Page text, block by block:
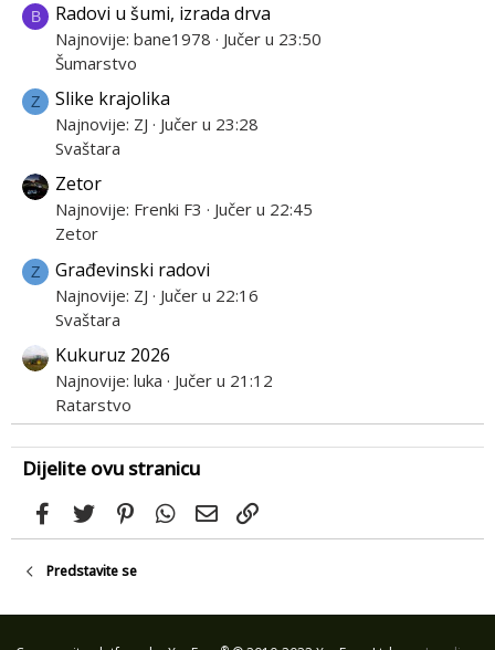
B Radovi u šumi, izrada drva
Najnovije: bane1978
Jučer u 23:50
Šumarstvo
Z Slike krajolika
Najnovije: ZJ
Jučer u 23:28
Svaštara
Zetor
Najnovije: Frenki F3
Jučer u 22:45
Zetor
Z Građevinski radovi
Najnovije: ZJ
Jučer u 22:16
Svaštara
Kukuruz 2026
Najnovije: luka
Jučer u 21:12
Ratarstvo
Dijelite ovu stranicu
FacebookTwitterPinterestWhatsApp
Email
Predstavite se